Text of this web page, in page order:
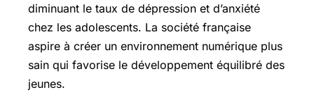
diminuant le taux de dépression et d’anxiété
chez les adolescents. La société française
aspire à créer un environnement numérique plus
sain qui favorise le développement équilibré des
jeunes.